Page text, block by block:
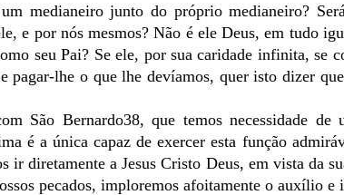
medianeiro junto do próprio medianeiro?
e por nós mesmos? Não é ele Deus, em tudo
seu Pai? Se ele, por sua caridade infinita, se
pagar-lhe o que lhe devíamos, quer isto dizer
São Bernardo38, que temos necessidade
é a única capaz de exercer esta função
ir diretamente a Jesus Cristo Deus, em vista da
pecados, imploremos afoitamente o auxílio e